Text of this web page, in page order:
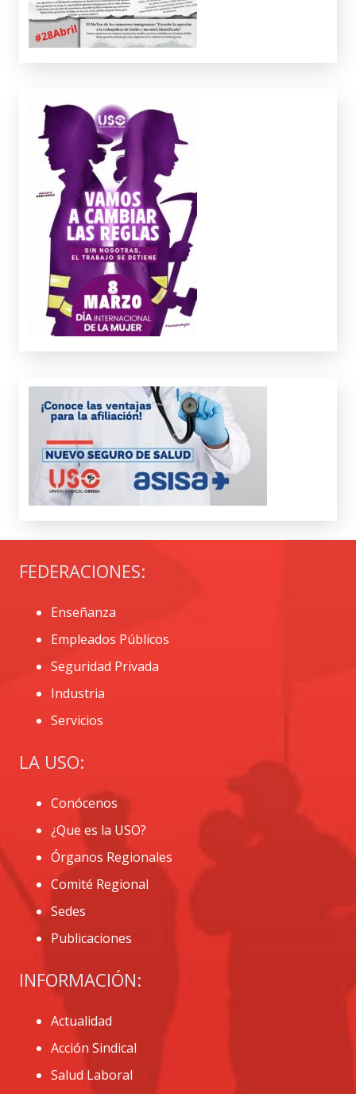
FEDERACIONES:
Enseñanza
Empleados Públicos
Seguridad Privada
Industria
Servicios
LA USO:
Conócenos
¿Que es la USO?
Órganos Regionales
Comité Regional
Sedes
Publicaciones
INFORMACIÓN:
Actualidad
Acción Sindical
Salud Laboral